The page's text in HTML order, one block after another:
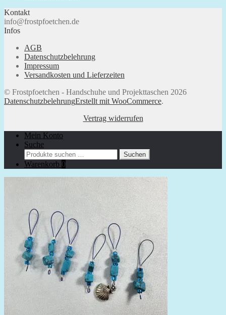
Kontakt
info@frostpfoetchen.de
Infos
AGB
Datenschutzbelehrung
Impressum
Versandkosten und Lieferzeiten
© Frostpfoetchen - Handschuhe und Projekttaschen 2026
DatenschutzbelehrungErstellt mit WooCommerce.
Vertrag widerrufen
Mein Konto
Suche
Suchen
nach:
Suchen
Warenkorb 0